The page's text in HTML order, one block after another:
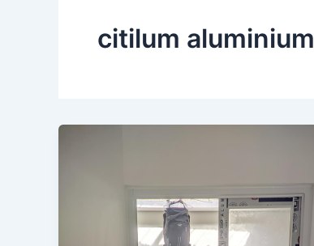
citilum aluminium